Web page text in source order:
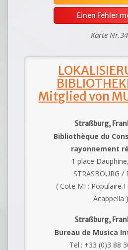
Einen Fehler
Karte
Mitglied von
Straßburg,
Bibliothèque du
rayonnement
1 place
STRASBOURG /
( Cote MI : Populaire
Acappella )
Straßburg,
Bureau de Musica
Tel.: +33 (0)3 88